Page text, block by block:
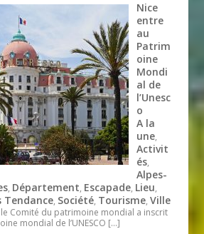
Nice
entre
au
Patrim
oine
Mondi
al de
l’Unesc
o
A la
une,
Activit
és,
Alpes-
, Département, Escapade, Lieu,
Tendance, Société, Tourisme,Ville
Comité du patrimoine mondial a inscrit
mondial de l’UNESCO […]